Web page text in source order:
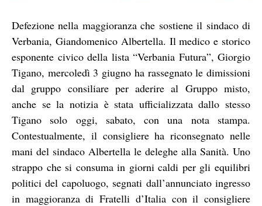
Defezione nella maggioranza che sostiene il sindaco di
Verbania, Giandomenico Albertella. Il medico e storico
esponente civico della lista “Verbania Futura”, Giorgio
Tigano, mercoledì 3 giugno ha rassegnato le dimissioni
dal gruppo consiliare per aderire al Gruppo misto,
anche se la notizia è stata ufficializzata dallo stesso
Tigano solo oggi, sabato, con una nota stampa.
Contestualmente, il consigliere ha riconsegnato nelle
mani del sindaco Albertella le deleghe alla Sanità. Uno
strappo che si consuma in giorni caldi per gli equilibri
politici del capoluogo, segnati dall’annunciato ingresso
in maggioranza di Fratelli d’Italia con il consigliere